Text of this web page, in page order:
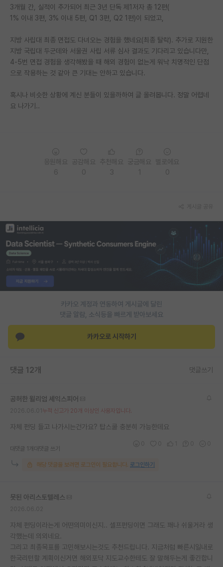
학술 정보 게시판
커리어
유학교육
이벤트
반도체 아카데미
3개월 간, 실적이 추가되어 최근 3년 단독 제1저자 총 12편(
1% 이내 3편, 3% 이내 5편, Q1 3편, Q2 1편)이 되었고,
지방 사립대 최종 면접도 다녀오는 경험을 했네요(최종 탈락). 추가로 지원한
지방 국립대 두군데와 서울권 사립 서류 심사 결과도 기다리고 있습니다만,
4-5번 면접 경험을 생각해봤을 때 해외 경험이 없는게 워낙 치명적인 단점
으로 작용하는 것 같아 큰 기대는 안하고 있습니다.
혹시나 비슷한 상황에 계신 분들이 있을까하여 글 올려봅니다. 정말 어렵네
요 나가기..
카카오 계정과 연동하여 게시글에 달린
댓글 알람, 소식등을 빠르게 받아보세요
카카오로 시작하기
댓글 12개 댓글쓰기
공허한 윌리엄 셰익스피어
누적 신고가 20개 이상인 사용자입니다.
자체 펀딩 들고 나가시는건가요? 탑스쿨 충분히 가능한데요
대댓글 1개 대댓글 쓰기
해당 댓글을 보려면 로그인이 필요합니다. 로그인하기
못된 아리스토텔레스
자체 펀딩이라는게 어떤의미이신지.. 셀프펀딩이면 그래도 꽤나 쉬울거라 생
각했는데 의외네요.
그리고 최종목표를 고민해보시는것도 추천드립니다. 지금처럼 빠른시일내로
한국리턴할 계획이신거면 해외포닥 지도교수한테도 잘 말해두는게 좋긴합니